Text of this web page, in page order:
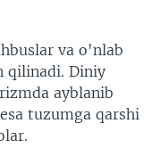
va o'nlab
qilinadi. Diniy
ayblanib
tuzumga qarshi